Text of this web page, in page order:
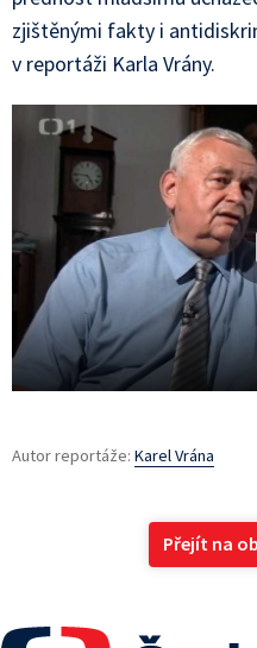
zjištěnými fakty i
v reportáži Karla Vrány.
Autor reportáže: Karel Vrána
Přejít na